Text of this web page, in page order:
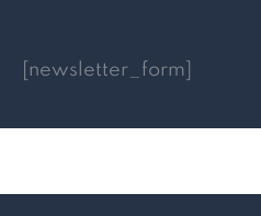
[newsletter_form]